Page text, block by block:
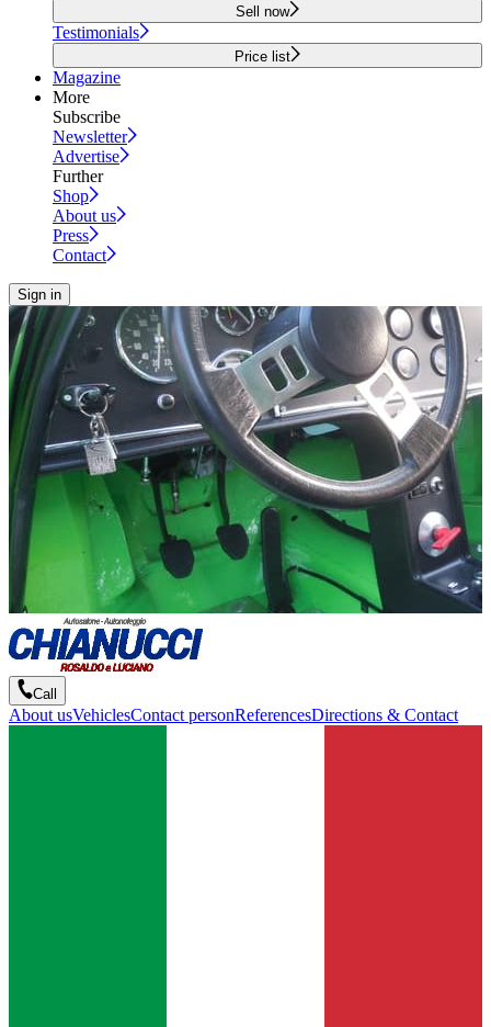
Sell now
Testimonials
Price list
Magazine
More
Subscribe
Newsletter
Advertise
Further
Shop
About us
Press
Contact
Sign in
Call
About usVehiclesContact personReferencesDirections & Contact